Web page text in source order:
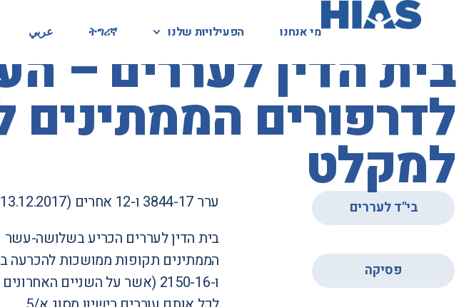
מי אנחנו הפעילויות שלנו ትግሪኛ عربي מי אנחנו הפעילויות שלנו ትግሪኛ عربي המאגר המשפטי
לדרפורים
למקלט
בי"ד לעררים
פסיקה
ערר 3844-17 ו-12 אחרים (13.12.2017)
בית הדין לעררים הכריע בשלושה-
ו-2150-16 (אשר על השניים